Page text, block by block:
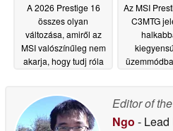
A 2026 Prestige 16
összes olyan
változása, amiről az
MSI valószínűleg nem
akarja, hogy tudj róla
Az MSI
C3MTG
Editor of the
Ngo - Lead